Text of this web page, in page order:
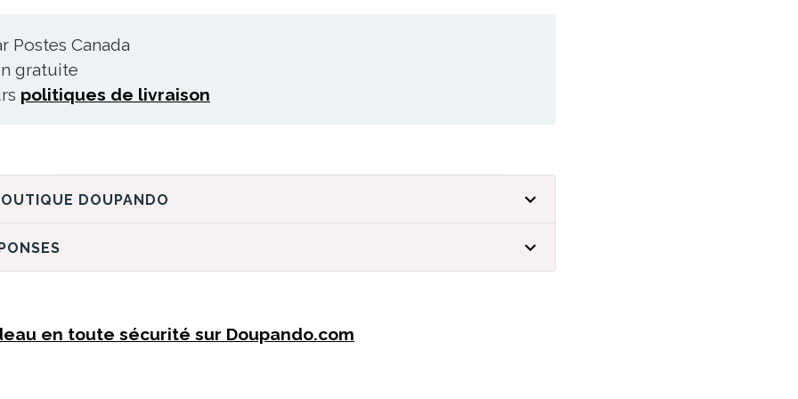
Postes Canada
gratuite
politiques de livraison
DÉCOUVREZ LA BOUTIQUE DOUPANDO
en toute sécurité sur Doupando.com